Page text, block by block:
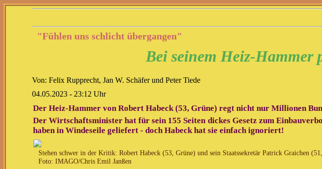
"Fühlen uns schlicht übergangen"
Bei seinem Heiz-
Von: Felix Rupprecht, Jan W. Schäfer und Peter Tiede
04.05.2023 - 23:12 Uhr
Der Heiz-Hammer von Robert Habeck (53, Grüne) regt nicht nur Millionen
Der Wirtschaftsminister hat für sein 155 Seiten dickes Gesetz zum
haben in Windeseile geliefert - doch Habeck hat sie einfach ignoriert!
Stehen schwer in der Kritik: Robert Habeck (53, Grüne) und sein Staatssekretär Patrick Graichen
Foto: IMAGO/Chris Emil Janßen